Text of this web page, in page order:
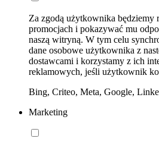
Za zgodą użytkownika
promocjach i pokazywać mu
naszą witryną. W tym celu
dane osobowe użytkownika z
dostawcami i korzystamy z ich
reklamowych, jeśli użytkownik
Bing, Criteo, Meta, Google,
Marketing